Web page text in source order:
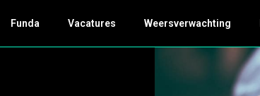
Funda Vacatures Weersverwachting